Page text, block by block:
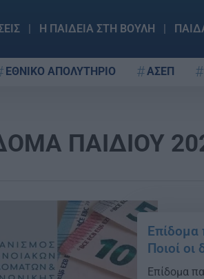
Η ΠΑΙΔΕΙΑ ΣΤΗ ΒΟΥΛΗ
ΕΘΝΙΚΟ ΑΠΟΛΥΤΗΡΙΟ ΑΣΕΠ
ΠΑΙΔΙΟΥ
Επίδομα
Ποιοί οι
Επίδομα